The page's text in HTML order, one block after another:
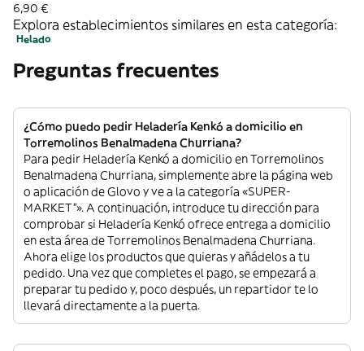
6,90 €
Explora establecimientos similares en esta categoría:
Helado
Preguntas frecuentes
¿Cómo puedo pedir Heladería Kenkó a domicilio en
Torremolinos Benalmadena Churriana?
Para pedir Heladería Kenkó a domicilio en Torremolinos
Benalmadena Churriana, simplemente abre la página web
o aplicación de Glovo y ve a la categoría «SUPER-
MARKET”». A continuación, introduce tu dirección para
comprobar si Heladería Kenkó ofrece entrega a domicilio
en esta área de Torremolinos Benalmadena Churriana.
Ahora elige los productos que quieras y añádelos a tu
pedido. Una vez que completes el pago, se empezará a
preparar tu pedido y, poco después, un repartidor te lo
llevará directamente a la puerta.